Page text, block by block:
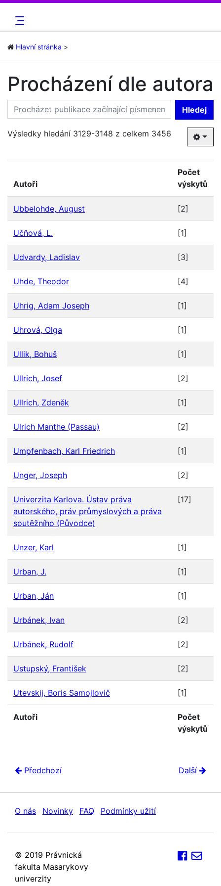
Hlavní stránka
Procházení dle autora
Hledej
Výsledky hledání 3129-3148 z celkem 3456
Autoři
Počet
výskytů
Autoři
Počet
výskytů
Ubbelohde, August [2]
Učňová, L. [1]
Udvardy, Ladislav [3]
Uhde, Theodor [4]
Uhrig, Adam Joseph [1]
Uhrová, Olga [1]
Ullik, Bohuš [1]
Ullrich, Josef [2]
Ullrich, Zdeněk [1]
Ulrich Manthe (Passau) [2]
Umpfenbach, Karl Friedrich [1]
Unger, Joseph [2]
Univerzita Karlova. Ústav práva
autorského, práv průmyslových a práva
soutěžního (Původce)
[17]
Unzer, Karl [1]
Urban, J. [1]
Urban, Ján [1]
Urbánek, Ivan [2]
Urbánek, Rudolf [2]
Ustupský, František [2]
Utevskij, Boris Samojlovič [1]
Předchozí Další
O nás Novinky FAQ Podmínky užití
© 2019 Právnická
fakulta Masarykovy
univerzity